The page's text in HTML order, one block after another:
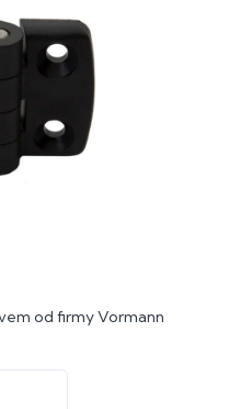
od firmy Vormann